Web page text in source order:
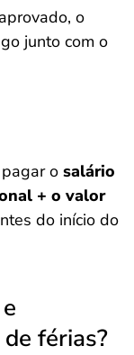
o
junto com o
o salário
+ o valor
do início do
férias?